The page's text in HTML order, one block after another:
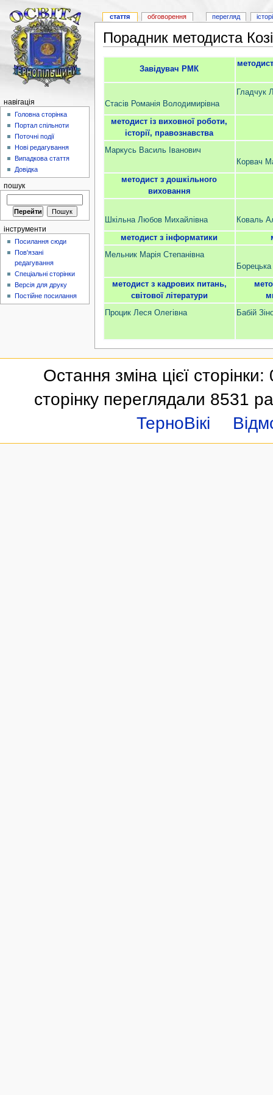
Порадник методиста
Завідувач РМК
Стасів Романія Володимирівна
Гладчук
методист із виховної роботи,
історії, правознавства
Маркусь Василь Іванович
Корвач
методист з дошкільного
виховання
Шкільна Любов Михайлівна Коваль
методист з iнформатики
Мельник Марія Степанівна
методист з кадрових питань,
свiтової літератури
Процик Леся Олегівна Бабій
стаття обговорення перегляд
навігація
Головна сторінка
Портал спільноти
Поточні події
Нові редагування
Випадкова стаття
Довідка
пошук
інструменти
Посилання сюди
Пов'язані
редагування
Спеціальні сторінки
Версія для друку
Постійне посилання
Остання зміна цієї
сторінку переглядали 8531
ТерноВікі